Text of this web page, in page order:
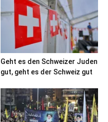
Geht es den Schweizer Juden
gut, geht es der Schweiz gut